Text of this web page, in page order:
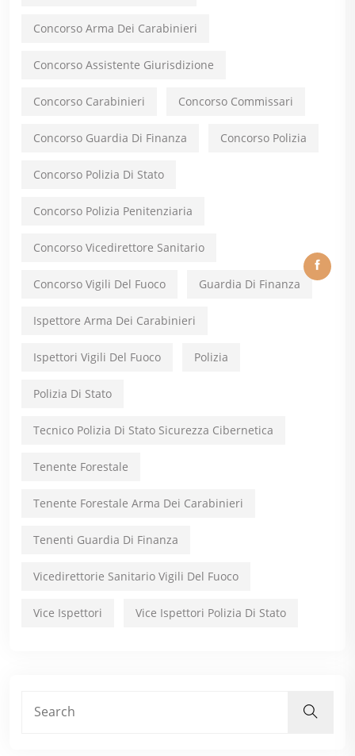
Concorso Arma Dei Carabinieri
Concorso Assistente Giurisdizione
Concorso Carabinieri Concorso Commissari
Concorso Guardia Di Finanza Concorso Polizia
Concorso Polizia Di Stato
Concorso Polizia Penitenziaria
Concorso Vicedirettore Sanitario
Concorso Vigili Del Fuoco Guardia Di Finanza
Ispettore Arma Dei Carabinieri
Ispettori Vigili Del Fuoco Polizia
Polizia Di Stato
Tecnico Polizia Di Stato Sicurezza Cibernetica
Tenente Forestale
Tenente Forestale Arma Dei Carabinieri
Tenenti Guardia Di Finanza
Vicedirettorie Sanitario Vigili Del Fuoco
Vice Ispettori Vice Ispettori Polizia Di Stato